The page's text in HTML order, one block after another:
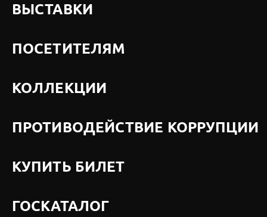
ВЫСТАВКИ
ПОСЕТИТЕЛЯМ
КОЛЛЕКЦИИ
ПРОТИВОДЕЙСТВИЕ КОРРУПЦИИ
КУПИТЬ БИЛЕТ
ГОСКАТАЛОГ